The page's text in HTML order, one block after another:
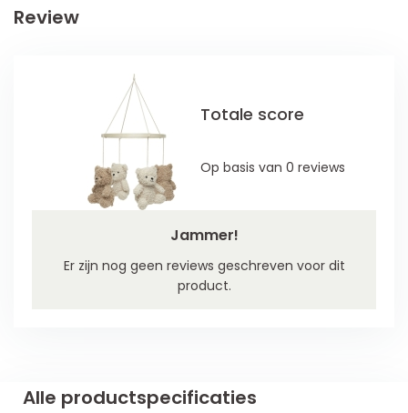
Review
Jammer!
Er zijn nog geen reviews geschreven voor dit
product.
Totale score
Op basis van 0 reviews
Alle productspecificaties